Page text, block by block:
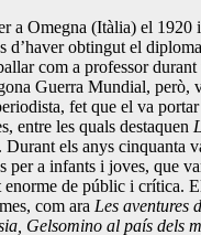
a Omegna (Itàlia) el 1920
d’haver obtingut el diploma
com a professor durant
Guerra Mundial, però,
fet que el va
entre les quals destaquen
. Durant els anys cinquanta
per a infants i joves, que
de públic i crítica.
com ara Les aventures
Gelsomino al país dels